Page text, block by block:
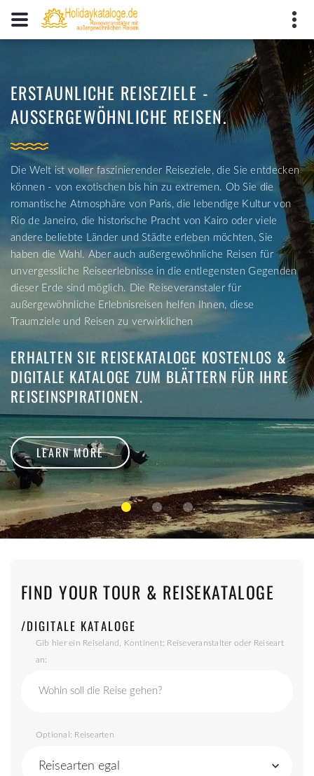
- Das
Shopping& Reiseportal
Campingcamp.de -
Campingplätze in Deutschland
ERSTAUNLICHE REISEZIELE -
AUSSERGEWÖHNLICHE REISEN.
Die Welt ist voller faszinierender Reiseziele, die Sie entdecken
können - von exotischen bis hin zu extremen. Ob Sie die
romantische Atmosphäre von Paris, die lebendige Kultur von
Rio de Janeiro, die historische Pracht von Kairo oder viele
andere beliebte Länder und Städte erleben möchten, Sie
haben die Wahl. Aber auch außergewöhnliche Reisen für
unvergessliche Reiseerlebnisse in die entlegensten Gegenden
dieser Erde sind möglich. Die Reiseveranstaler für
außergewöhnliche Erlebnisreisen helfen Ihnen, diese
Traumziele und Reisen zu verwirklichen
ERHALTEN SIE REISEKATALOGE KOSTENLOS &
DIGITALE KATALOGE ZUM BLÄTTERN FÜR IHRE
REISEINSPIRATIONEN.
LEARN MORE
THE TRIP OF YOUR DREAM
Die Reiseexperten für außergewöhnliche Reisen helfen Ihnen,
einen individuellen Urlaub zu gestalten, der Ihren persönlichen
Vorlieben und Interessen entspricht. Ob Sie eine exotische
Kreuzfahrt oder einen Aufenthalt in Ihrem Lieblingsresort
genießen möchten, oder auch Bergtouren in den Anden
unternehmen möchten, Sie werden garantiert die beste und
LEARN MORE
EINZIGARTIGE REISEEINBLICKE
Ob Aktivreisen, Radreisen oder Trekkingtouren in den Bergen,
mit den Reiseveranstaltern für außergewöhnliche Reisen
können Sie fast alles erleben, was Sie mit einer “pauschalen
Urlaubsreise” sicherlich nicht erfahren würden. Die
Reiseveranstalter helfen Ihnen, nahezu unberührte “Touristen-
Pfade” zu erkunden und Orte zu entdecken, die Sie noch nie
LEARN MORE
FIND YOUR TOUR & REISEKATALOGE
/DIGITALE KATALOGE
Gib hier ein Reiseland, Kontinent; Reiseveranstalter oder Reiseart
an:
Optional: Reisearten
Reisearten egal